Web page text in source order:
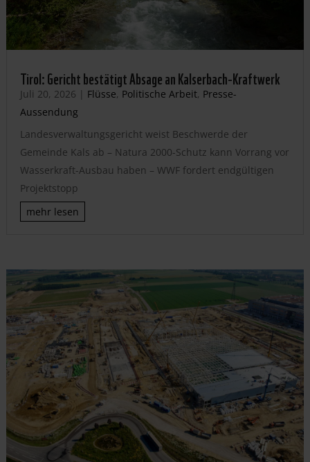
Tirol: Gericht bestätigt Absage an Kalserbach-Kraftwerk
Juli 20, 2026 | Flüsse, Politische Arbeit, Presse-
Aussendung
Landesverwaltungsgericht weist Beschwerde der
Gemeinde Kals ab – Natura 2000-Schutz kann Vorrang vor
Wasserkraft-Ausbau haben – WWF fordert endgültigen
Projektstopp
mehr lesen